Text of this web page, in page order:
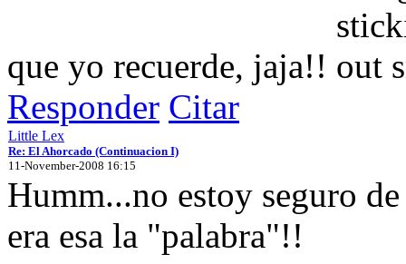
que yo recuerde, jaja!!
Responder Citar
Little Lex
Re: El Ahorcado (Continuacion I)
11-November-2008 16:15
Humm...no estoy seguro
era esa la "palabra"!!